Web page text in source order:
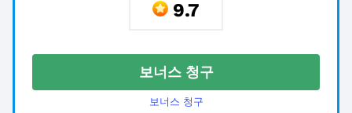
9.7
보너스 청구
보너스 청구